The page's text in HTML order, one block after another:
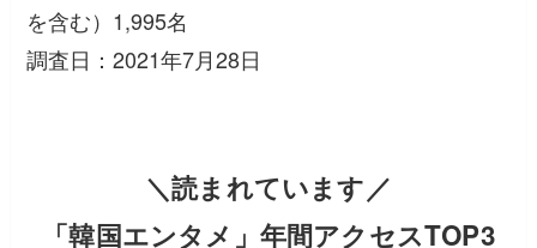
を含む）1,995名
調査日：2021年7月28日
＼読まれています／
「韓国エンタメ」年間アクセスTOP3